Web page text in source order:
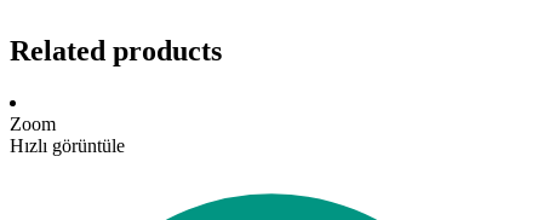
Related products
Zoom
Hızlı görüntüle